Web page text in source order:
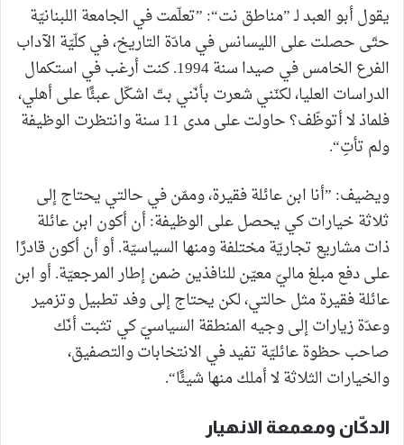
يقول أبو العبد لـ ”مناطق نت“: ”تعلّمت في الجامعة اللبنانيّة
حتّى حصلت على الليسانس في مادّة التاريخ، في كلّيّة الآداب
الفرع الخامس في صيدا سنة 1994. كنت أرغب في استكمال
الدراسات العليا، لكنّني شعرت بأنّني بتّ اشكّل عبئًا على أهلي،
فلماذ لا أتوظّف؟ حاولت على مدى 11 سنة وانتظرت الوظيفة
ولم تأتِ“.
ويضيف: ”أنا ابن عائلة فقيرة، وممّن في حالتي يحتاج إلى
ثلاثة خيارات كي يحصل على الوظيفة: أن أكون ابن عائلة
ذات مشاريع تجاريّة مختلفة ومنها السياسيّة. أو أن أكون قادرًا
على دفع مبلغ ماليّ معيّن للنافذين ضمن إطار المرجعيّة. أو ابن
عائلة فقيرة مثل حالتي، لكن يحتاج إلى وفد تطبيل وتزمير
وعدّة زيارات إلى وجيه المنطقة السياسيّ كي تثبت أنّك
صاحب حظوة عائليّة تفيد في الانتخابات والتصفيق،
والخيارات الثلاثة لا أملك منها شيئًا“.
الدكّان ومعمعة الانهيار